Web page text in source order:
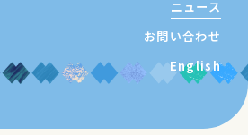
ニュース
お問い合わせ
English